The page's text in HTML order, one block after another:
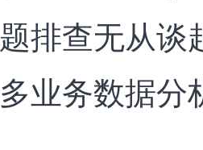
排查无从谈
业务数据分